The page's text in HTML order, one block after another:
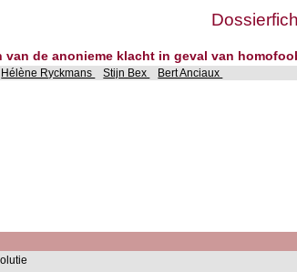
de anonieme klacht in geval van
Hélène Ryckmans Stijn Bex Bert Anciaux